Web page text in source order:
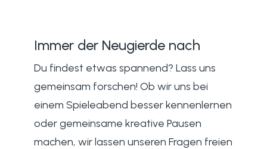
Immer der Neugierde nach
Du findest etwas spannend? Lass uns
gemeinsam forschen! Ob wir uns bei
einem Spieleabend besser kennenlernen
oder gemeinsame kreative Pausen
machen, wir lassen unseren Fragen freien